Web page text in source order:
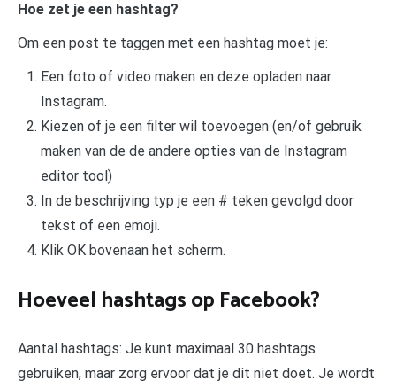
Hoe zet je een hashtag?
Om een post te taggen met een hashtag moet je:
Een foto of video maken en deze opladen naar
Instagram.
Kiezen of je een filter wil toevoegen (en/of gebruik
maken van de de andere opties van de Instagram
editor tool)
In de beschrijving typ je een # teken gevolgd door
tekst of een emoji.
Klik OK bovenaan het scherm.
Hoeveel hashtags op Facebook?
Aantal hashtags: Je kunt maximaal 30 hashtags
gebruiken, maar zorg ervoor dat je dit niet doet. Je wordt